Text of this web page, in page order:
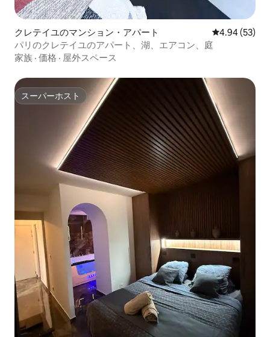
クレテイユのマンション・アパート レビュー53
4.94 (53)
パリのクレテイユのアパート、湖、エアコン、庭
家族 · 価格 · 屋外スペース
スーパーホスト
スーパーホスト